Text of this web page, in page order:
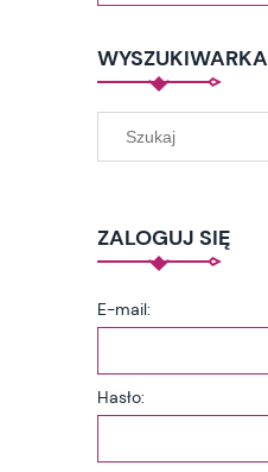
WYSZUKIWARKA
ZALOGUJ SIĘ
E-mail:
Hasło: